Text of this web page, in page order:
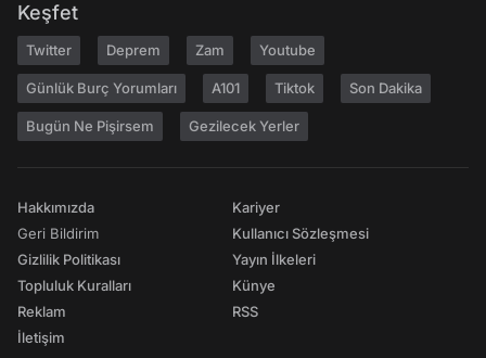
Keşfet
Twitter Deprem Zam Youtube
Günlük Burç Yorumları A101 Tiktok Son Dakika
Bugün Ne Pişirsem Gezilecek Yerler
Hakkımızda
Geri Bildirim
Gizlilik Politikası
Topluluk Kuralları
Reklam
İletişim
Kariyer
Kullanıcı Sözleşmesi
Yayın İlkeleri
Künye
RSS